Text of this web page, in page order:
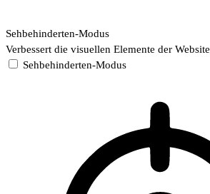
Sehbehinderten-Modus
Verbessert die visuellen Elemente der Website
Sehbehinderten-Modus